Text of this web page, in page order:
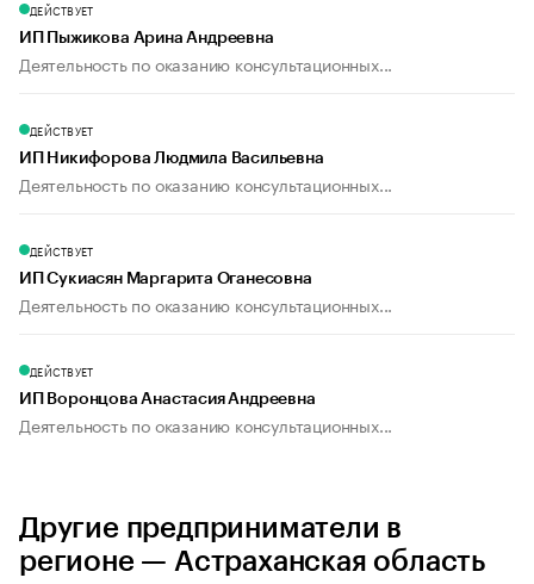
ДЕЙСТВУЕТ
ИП Пыжикова Арина Андреевна
Деятельность по оказанию консультационных...
ДЕЙСТВУЕТ
ИП Никифорова Людмила Васильевна
Деятельность по оказанию консультационных...
ДЕЙСТВУЕТ
ИП Сукиасян Маргарита Оганесовна
Деятельность по оказанию консультационных...
ДЕЙСТВУЕТ
ИП Воронцова Анастасия Андреевна
Деятельность по оказанию консультационных...
Другие предприниматели в
регионе — Астраханская область